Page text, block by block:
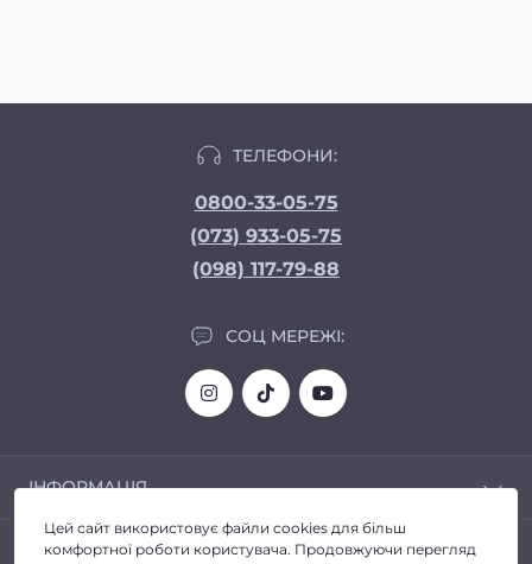
ТЕЛЕФОНИ:
0800-33-05-75
(073) 933-05-75
(098) 117-79-88
СОЦ МЕРЕЖІ:
ІНФОРМАЦІЯ
Доставка та Оплата
ПОПУЛЯРНЕ
Цей сайт використовує файли cookies для більш
комфортної роботи користувача. Продовжуючи перегляд